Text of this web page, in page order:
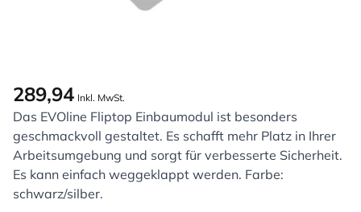
289,94 Inkl. MwSt.
Das EVOline Fliptop Einbaumodul ist besonders
geschmackvoll gestaltet. Es schafft mehr Platz in Ihrer
Arbeitsumgebung und sorgt für verbesserte Sicherheit.
Es kann einfach weggeklappt werden. Farbe:
schwarz/silber.